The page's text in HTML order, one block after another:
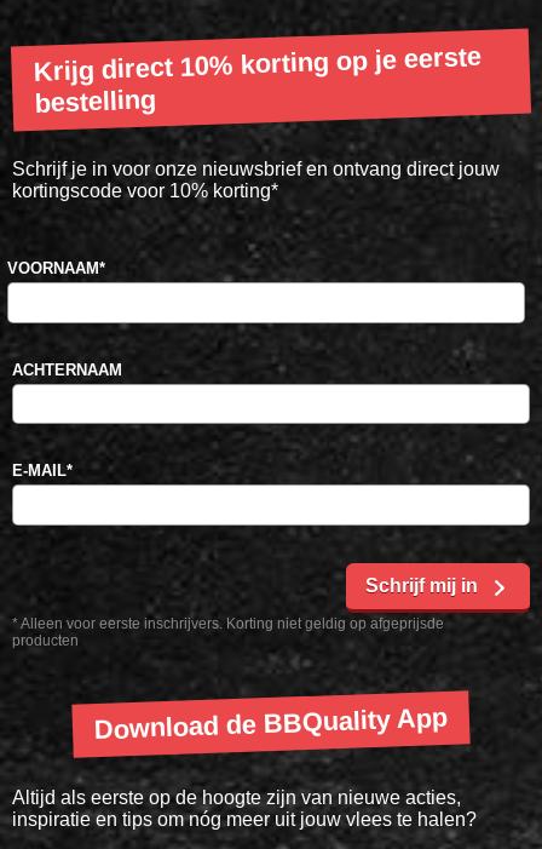
Krijg direct 10% korting op je eerste
bestelling
Schrijf je in voor onze nieuwsbrief en ontvang direct jouw
kortingscode voor 10% korting*
* Alleen voor eerste inschrijvers. Korting niet geldig op afgeprijsde
producten
VOORNAAM*
ACHTERNAAM
E-MAIL*
Schrijf mij in
Download de BBQuality App
Altijd als eerste op de hoogte zijn van nieuwe acties,
inspiratie en tips om nóg meer uit jouw vlees te halen?